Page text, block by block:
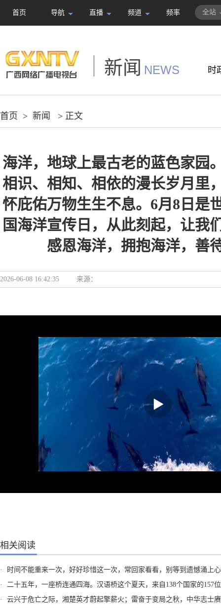
首页 导航 直播 频道 频率 全站
新闻 NEWS 时
首页 > 新闻 > 正文
海洋，地球上最古老的蓝色家园
相识、相知、相依的漫长岁月里
怀庇佑万物生生不息。6月8日是
国海洋宣传日，从此刻起，让我
感恩海洋，拥抱海洋，善
2026-06-08 16:42:35 来源：
相关阅读
·
时间不能重来一次，好好珍惜这一次，常回家看看，别等到遗憾涌上心头才幡然醒
·
二十五年，一座桥连通四海。汉语桥这个夏天，来自138个国家的157位青年，将以中文为钥，以真心相交。第二十五届汉语桥世界大学生中文比赛全球决赛，蓄势待发，全新
·
云兴于危亡之际，湘楚英才蔚起擎薪火；雷奋于变局之秋，中华志士赓续拓新程。大型历史人文纪录片《云兴雷奋一百年——从陶澍到黄兴》，8月3日起，每周一至周四19:30，湖南卫视、芒果TV、金鹰纪实卫视 高燃开播！全景式反映十九世纪初到二十世纪初一百年中湖南人才蔚起、志士朋兴，应对时代变局、挽救民族危亡和文明冲击的不朽传奇，深入探讨其背后的精神流